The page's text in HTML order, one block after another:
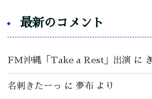
最新のコメント
FM沖縄「Take a Rest」出演 に
名刺きたーっ に 夢布 より